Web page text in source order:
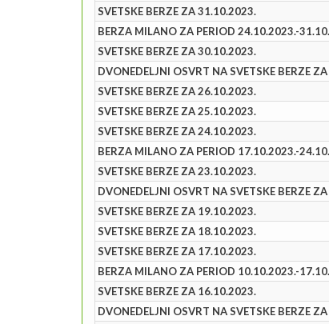
SVETSKE BERZE ZA 31.10.2023.
BERZA MILANO ZA PERIOD 24.10.2023.-
SVETSKE BERZE ZA 30.10.2023.
DVONEDELJNI OSVRT NA SVETSKE BERZE
SVETSKE BERZE ZA 26.10.2023.
SVETSKE BERZE ZA 25.10.2023.
SVETSKE BERZE ZA 24.10.2023.
BERZA MILANO ZA PERIOD 17.10.2023.-
SVETSKE BERZE ZA 23.10.2023.
DVONEDELJNI OSVRT NA SVETSKE BERZE
SVETSKE BERZE ZA 19.10.2023.
SVETSKE BERZE ZA 18.10.2023.
SVETSKE BERZE ZA 17.10.2023.
BERZA MILANO ZA PERIOD 10.10.2023.-
SVETSKE BERZE ZA 16.10.2023.
DVONEDELJNI OSVRT NA SVETSKE BERZE